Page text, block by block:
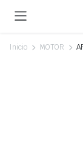
Inicio MOTOR